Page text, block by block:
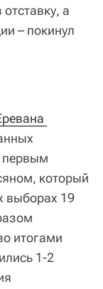
а
– покинул
первым
который
выборах 19
итогами
1-2